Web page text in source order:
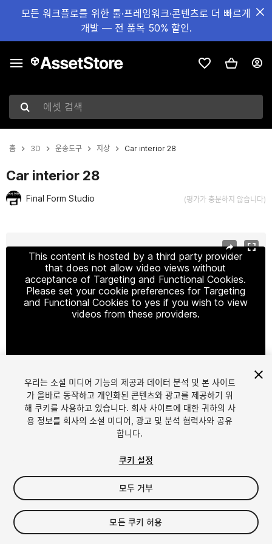
모든 워크플로를 위한 툴·프레임워크·콘텐츠로 더 빠르게
개발 — 전 품목 50% 할인.
에셋 검색
홈 3D 운송도구 지상 Car interior 28
Car interior 28
Final Form Studio (평가가 충분하지 않습니다)
This content is hosted by a third party provider
that does not allow video views without
acceptance of Targeting and Functional Cookies.
Please set your cookie preferences for Targeting
and Functional Cookies to yes if you wish to view
videos from these providers.
1/5
$19
세금/부가세는 결제 시 반영됩니다.
우리는 소셜 미디어 기능의 제공과 데이터 분석 및 본 사이트
가 올바로 동작하고 개인화된 콘텐츠와 광고를 제공하기 위
해 쿠키를 사용하고 있습니다. 회사 사이트에 대한 귀하의 사
용 정보를 회사의 소셜 미디어, 광고 및 분석 협력사와 공유
합니다.
쿠키 설정
모두 거부
모든 쿠키 허용